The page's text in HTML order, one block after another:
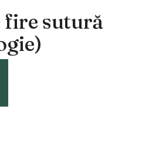
sutură